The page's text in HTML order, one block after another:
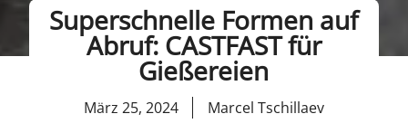
Superschnelle Formen auf
Abruf: CASTFAST für
Gießereien
März 25, 2024 Marcel Tschillaev